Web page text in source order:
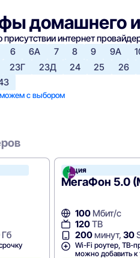
домашнего
интернет
6 6А 7 8 9 9А
23Г 23Д 24 25 26
с выбором
МегаФон
Гб
Акция
МегаФон 5.0
100Мбит/с
120ТВ
200минут, 30
Wi-Fi роутер, ТВ-
можно добавить к